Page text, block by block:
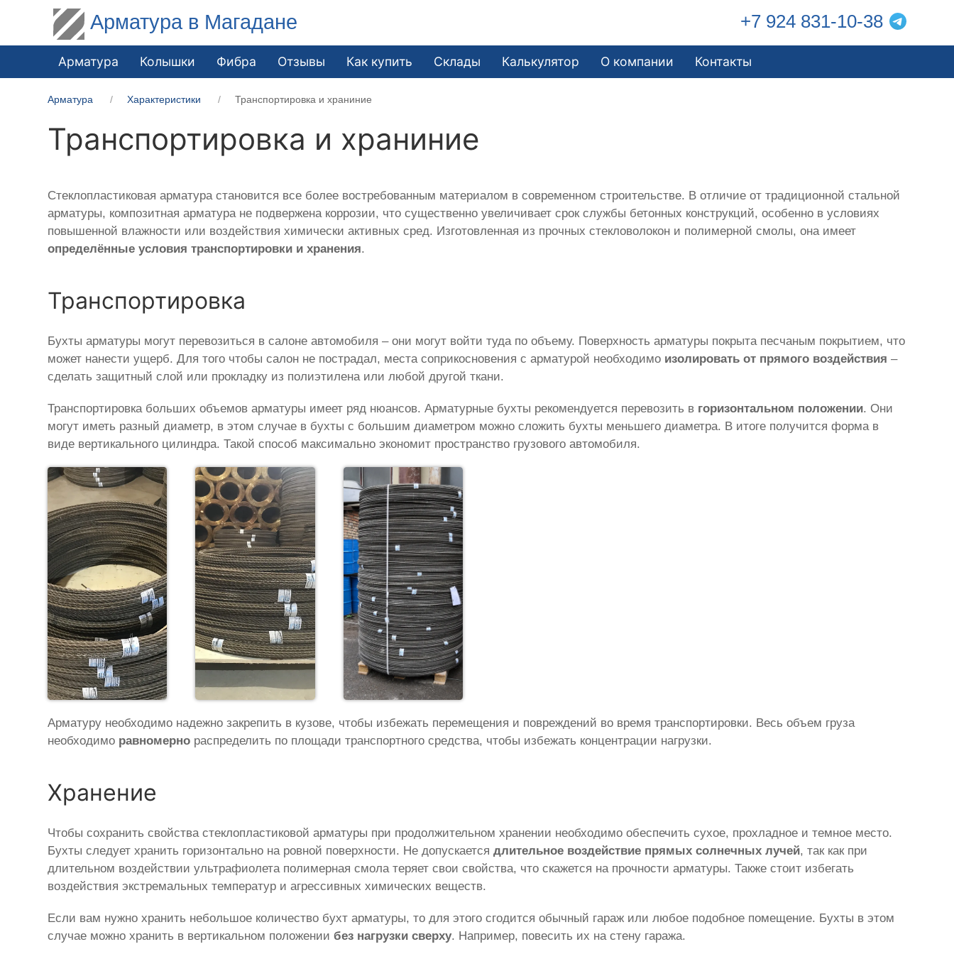
Арматура в Магадане +7 924 831-10-38
Арматура Колышки Фибра Отзывы Как купить Склады Калькулятор О компании Контакты
Арматура Характеристики Транспортировка и храниние
Транспортировка и храниние
Стеклопластиковая арматура становится все более востребованным материалом в современном строительстве. В отличие от традиционной стальной
арматуры, композитная арматура не подвержена коррозии, что существенно увеличивает срок службы бетонных конструкций, особенно в условиях
повышенной влажности или воздействия химически активных сред. Изготовленная из прочных стекловолокон и полимерной смолы, она имеет
определённые условия транспортировки и хранения.
Транспортировка
Бухты арматуры могут перевозиться в салоне автомобиля – они могут войти туда по объему. Поверхность арматуры покрыта песчаным покрытием, что
может нанести ущерб. Для того чтобы салон не пострадал, места соприкосновения с арматурой необходимо изолировать от прямого воздействия –
сделать защитный слой или прокладку из полиэтилена или любой другой ткани.
Транспортировка больших объемов арматуры имеет ряд нюансов. Арматурные бухты рекомендуется перевозить в горизонтальном положении. Они
могут иметь разный диаметр, в этом случае в бухты с большим диаметром можно сложить бухты меньшего диаметра. В итоге получится форма в
виде вертикального цилиндра. Такой способ максимально экономит пространство грузового автомобиля.
Арматуру необходимо надежно закрепить в кузове, чтобы избежать перемещения и повреждений во время транспортировки. Весь объем груза
необходимо равномерно распределить по площади транспортного средства, чтобы избежать концентрации нагрузки.
Хранение
Чтобы сохранить свойства стеклопластиковой арматуры при продолжительном хранении необходимо обеспечить сухое, прохладное и темное место.
Бухты следует хранить горизонтально на ровной поверхности. Не допускаетсядлительное воздействие прямых солнечных лучей, так как при
длительном воздействии ультрафиолета полимерная смола теряет свои свойства, что скажется на прочности арматуры. Также стоит избегать
воздействия экстремальных температур и агрессивных химических веществ.
Если вам нужно хранить небольшое количество бухт арматуры, то для этого сгодится обычный гараж или любое подобное помещение. Бухты в этом
случае можно хранить в вертикальном положениибез нагрузки сверху. Например, повесить их на стену гаража.